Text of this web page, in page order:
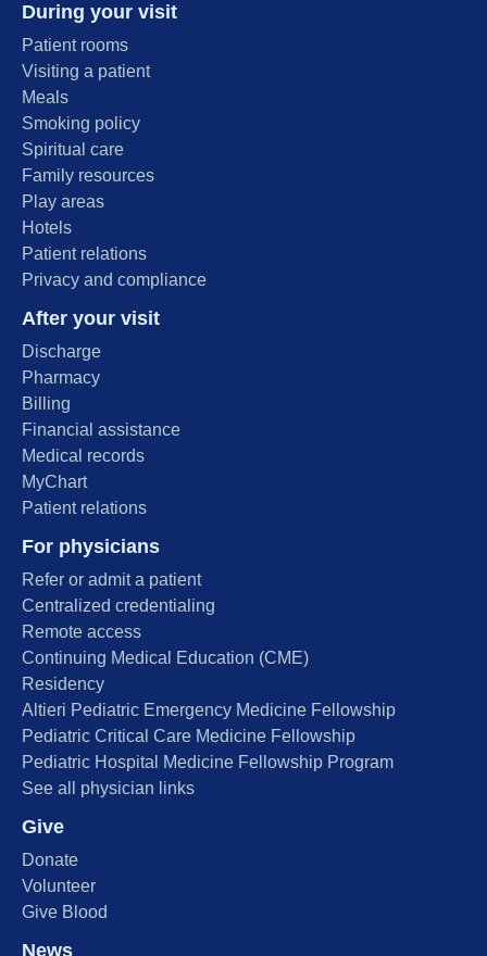
During your visit
Patient rooms
Visiting a patient
Meals
Smoking policy
Spiritual care
Family resources
Play areas
Hotels
Patient relations
Privacy and compliance
After your visit
Discharge
Pharmacy
Billing
Financial assistance
Medical records
MyChart
Patient relations
For physicians
Refer or admit a patient
Centralized credentialing
Remote access
Continuing Medical Education (CME)
Residency
Altieri Pediatric Emergency Medicine Fellowship
Pediatric Critical Care Medicine Fellowship
Pediatric Hospital Medicine Fellowship Program
See all physician links
Give
Donate
Volunteer
Give Blood
News